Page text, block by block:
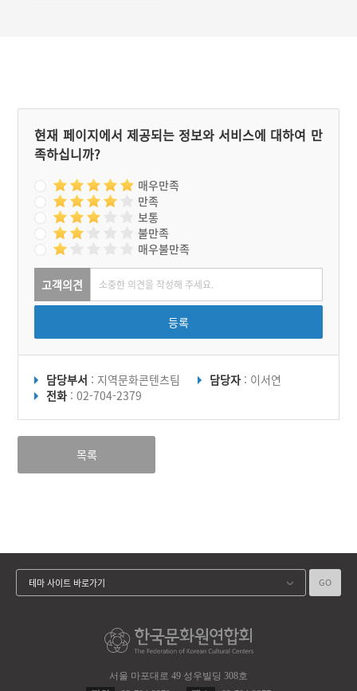
현재 페이지에서 제공되는 정보와 서비스에 대하여 만
족하십니까?
매우만족
만족
보통
불만족
매우불만족
고객의견
등록
담당부서 : 지역문화콘텐츠팀 담당자 : 이서연
전화 : 02-704-2379
목록
서울 마포대로 49 성우빌딩 308호
테마 사이트 바로가기 GO